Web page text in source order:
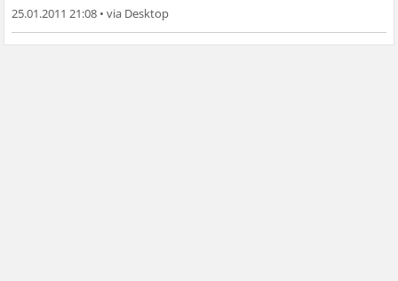
25.01.2011 21:08 •